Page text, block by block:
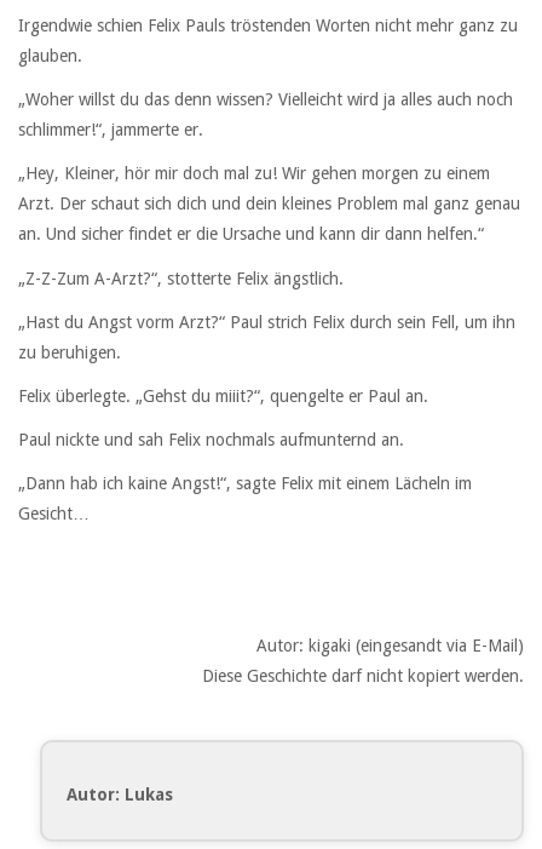
Irgendwie schien Felix Pauls tröstenden Worten nicht mehr ganz zu
glauben.
„Woher willst du das denn wissen? Vielleicht wird ja alles auch noch
schlimmer!“, jammerte er.
„Hey, Kleiner, hör mir doch mal zu! Wir gehen morgen zu einem
Arzt. Der schaut sich dich und dein kleines Problem mal ganz genau
an. Und sicher findet er die Ursache und kann dir dann helfen.“
„Z-Z-Zum A-Arzt?“, stotterte Felix ängstlich.
„Hast du Angst vorm Arzt?“ Paul strich Felix durch sein Fell, um ihn
zu beruhigen.
Felix überlegte. „Gehst du miiit?“, quengelte er Paul an.
Paul nickte und sah Felix nochmals aufmunternd an.
„Dann hab ich kaine Angst!“, sagte Felix mit einem Lächeln im
Gesicht…
Autor: kigaki (eingesandt via E-Mail)
Diese Geschichte darf nicht kopiert werden.
Autor: Lukas